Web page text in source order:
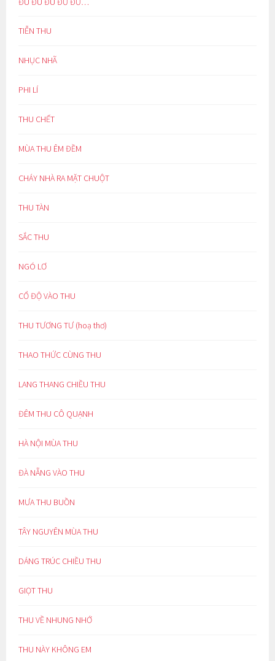
TIỄN THU
NHỤC NHÃ
PHI LÍ
THU CHẾT
MÙA THU ÊM ĐỀM
CHÁY NHÀ RA MẶT CHUỘT
THU TÀN
SẮC THU
NGÓ LƠ
CỔ ĐỘ VÀO THU
THU TƯƠNG TƯ (hoạ thơ)
THAO THỨC CÙNG THU
LANG THANG CHIỀU THU
ĐÊM THU CÔ QUẠNH
HÀ NỘI MÙA THU
ĐÀ NẴNG VÀO THU
MƯA THU BUỒN
TÂY NGUYÊN MÙA THU
DÁNG TRÚC CHIỀU THU
GIỌT THU
THU VỀ NHUNG NHỚ
THU NÀY KHÔNG EM